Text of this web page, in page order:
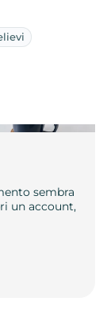
sembra
un account,